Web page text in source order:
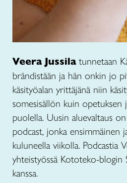
Veera Jussilatunnetaan
brändistään ja hän onkin jo
käsityöalan yrittäjänä niin
somesisällön kuin opetuksen
puolella. Uusin aluevaltaus
podcast, jonka ensimmäinen
kuluneella viikolla. Podcastia
yhteistyössä Kototeko-blogin
kanssa.